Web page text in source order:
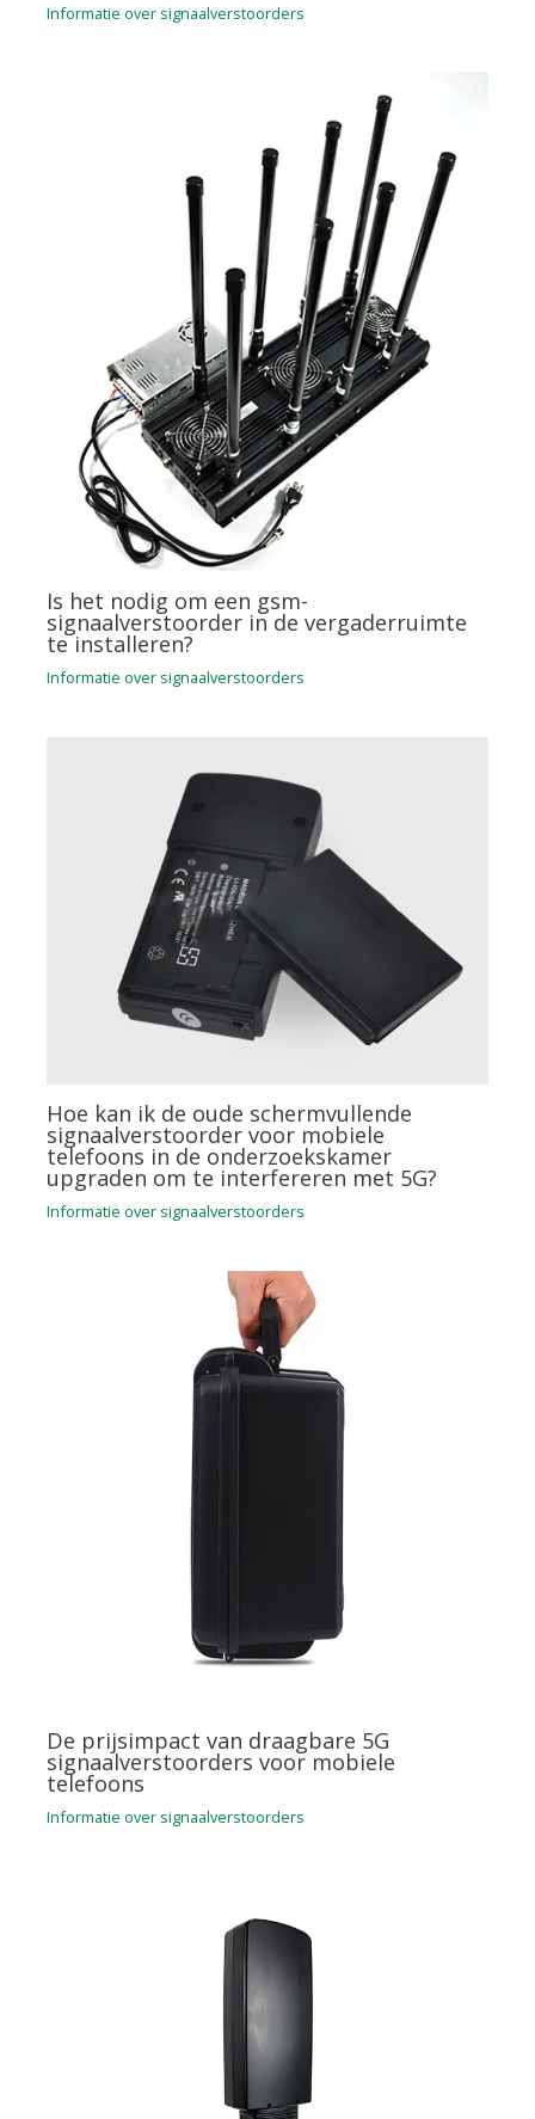
Informatie over signaalverstoorders
Is het nodig om een gsm-
signaalverstoorder in de vergaderruimte
te installeren?
Informatie over signaalverstoorders
Hoe kan ik de oude schermvullende
signaalverstoorder voor mobiele
telefoons in de onderzoekskamer
upgraden om te interfereren met 5G?
Informatie over signaalverstoorders
De prijsimpact van draagbare 5G
signaalverstoorders voor mobiele
telefoons
Informatie over signaalverstoorders